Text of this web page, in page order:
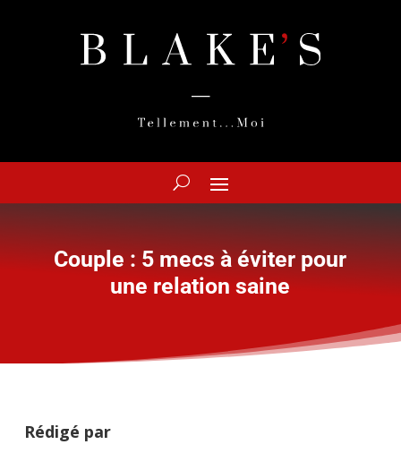
Couple : 5 mecs à éviter pour
une relation saine
Rédigé par